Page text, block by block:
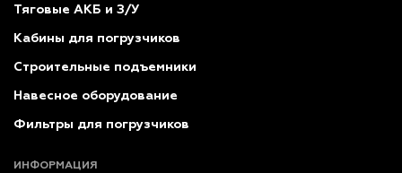
Тяговые АКБ и З/У
Кабины для погрузчиков
Строительные подъемники
Навесное оборудование
Фильтры для погрузчиков
ИНФОРМАЦИЯ